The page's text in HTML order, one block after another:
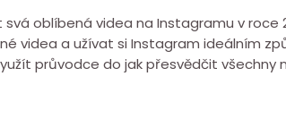
oblíbená videa na Instagramu v roce
videa a užívat si Instagram ideálním
průvodce do jak přesvědčit